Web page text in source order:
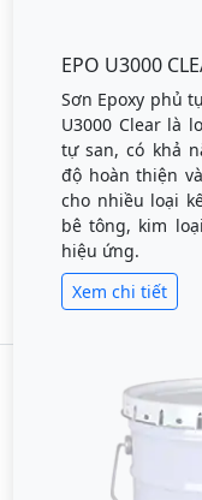
EPO U3000
Sơn Epoxy phủ
U3000 Clear là
tự san, có khả
độ hoàn thiện
cho nhiều loại
bê tông, kim
hiệu ứng.
Xem chi tiết